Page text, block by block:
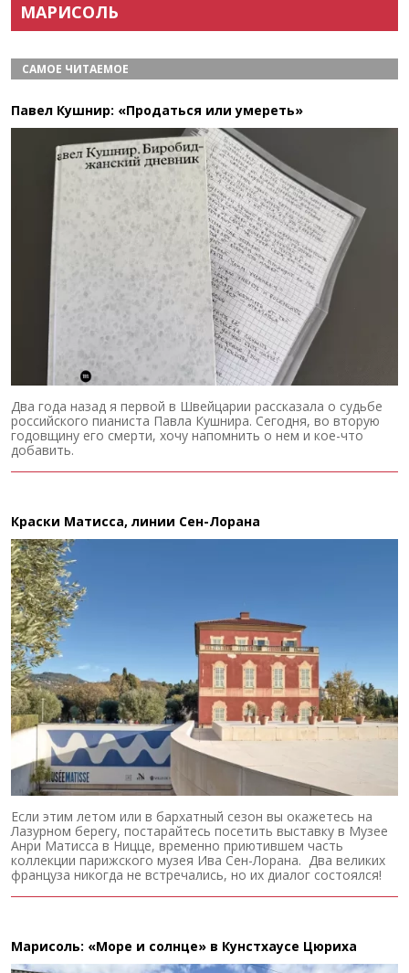
МАРИСОЛЬ
САМОЕ ЧИТАЕМОЕ
Павел Кушнир: «Продаться или умереть»
Два года назад я первой в Швейцарии рассказала о судьбе
российского пианиста Павла Кушнира. Сегодня, во вторую
годовщину его смерти, хочу напомнить о нем и кое-что
добавить.
Краски Матисса, линии Сен-Лорана
Если этим летом или в бархатный сезон вы окажетесь на
Лазурном берегу, постарайтесь посетить выставку в Музее
Анри Матисса в Ницце, временно приютившем часть
коллекции парижского музея Ива Сен-Лорана. Два великих
француза никогда не встречались, но их диалог состоялся!
Марисоль: «Море и солнце» в Кунстхаусе Цюриха